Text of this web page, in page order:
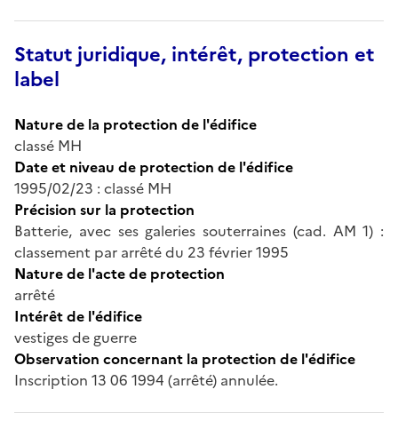
Statut juridique, intérêt, protection et
label
Nature de la protection de l'édifice
classé MH
Date et niveau de protection de l'édifice
1995/02/23 : classé MH
Précision sur la protection
Batterie, avec ses galeries souterraines (cad. AM 1) :
classement par arrêté du 23 février 1995
Nature de l'acte de protection
arrêté
Intérêt de l'édifice
vestiges de guerre
Observation concernant la protection de l'édifice
Inscription 13 06 1994 (arrêté) annulée.